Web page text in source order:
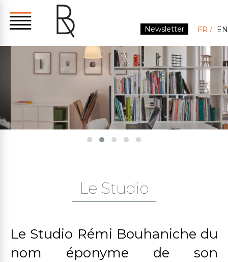
Newsletter FR EN
Le Studio
Le Studio Rémi Bouhaniche du
nom éponyme de son